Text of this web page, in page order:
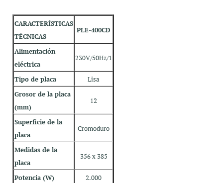
CARACTERÍSTICAS
TÉCNICAS
PLE-400CD
Alimentación
eléctrica
230V/50Hz/1
Tipo de placa
Lisa
Grosor de la placa
(mm)
12
Superficie de la
placa
Cromoduro
Medidas de la
placa
356 x 385
Potencia (W) 2.000